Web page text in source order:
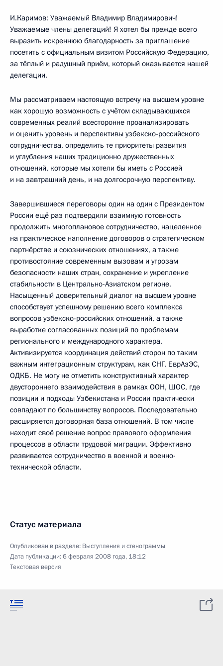
И.Каримов: Уважаемый Владимир Владимирович!
Уважаемые члены делегаций! Я хотел бы прежде всего
выразить искреннюю благодарность за приглашение
посетить с официальным визитом Российскую Федерацию,
за тёплый и радушный приём, который оказывается нашей
делегации.
Мы рассматриваем настоящую встречу на высшем уровне
как хорошую возможность с учётом складывающихся
современных реалий всесторонне проанализировать
и оценить уровень и перспективы узбекско-российского
сотрудничества, определить те приоритеты развития
и углубления наших традиционно дружественных
отношений, которые мы хотели бы иметь с Россией
и на завтрашний день, и на долгосрочную перспективу.
Завершившиеся переговоры один на один с Президентом
России ещё раз подтвердили взаимную готовность
продолжить многоплановое сотрудничество, нацеленное
на практическое наполнение договоров о стратегическом
партнёрстве и союзнических отношениях, а также
противостояние современным вызовам и угрозам
безопасности наших стран, сохранение и укрепление
стабильности в Центрально-Азиатском регионе.
Насыщенный доверительный диалог на высшем уровне
способствует успешному решению всего комплекса
вопросов узбекско-российских отношений, а также
выработке согласованных позиций по проблемам
регионального и международного характера.
Активизируется координация действий сторон по таким
важным интеграционным структурам, как СНГ, ЕврАзЭС,
ОДКБ. Не могу не отметить конструктивный характер
двустороннего взаимодействия в рамках ООН, ШОС, где
позиции и подходы Узбекистана и России практически
совпадают по большинству вопросов. Последовательно
расширяется договорная база отношений. В том числе
находит своё решение вопрос правового оформления
процессов в области трудовой миграции. Эффективно
развивается сотрудничество в военной и военно-
технической области.
Статус материала
Опубликован в разделе: Выступления и стенограммы
Дата публикации:6 февраля 2008 года, 18:12
Текстовая версия